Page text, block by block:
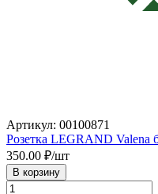
Артикул: 00100871
Розетка LEGRAND
350.00 ₽/шт
В корзину